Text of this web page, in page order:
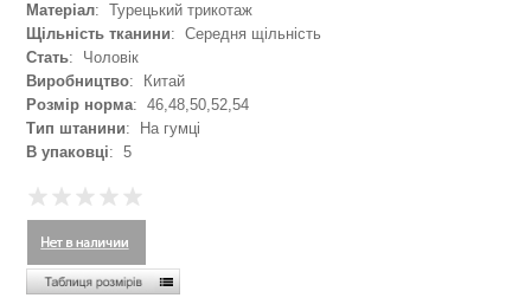
Матеріал: Турецький трикотаж
Щільність тканини: Середня щільність
Стать: Чоловік
Виробництво: Китай
Розмір норма: 46,48,50,52,54
Тип штанини: На гумці
В упаковці: 5